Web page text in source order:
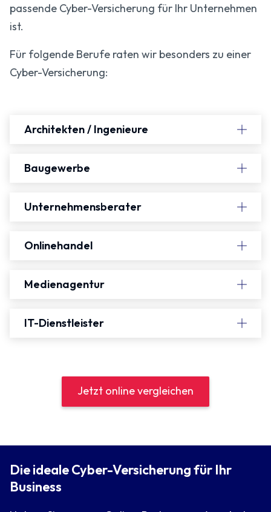
passende Cyber-Versicherung für Ihr Unternehmen
ist.
Für folgende Berufe raten wir besonders zu einer
Cyber-Versicherung:
Architekten / Ingenieure
Baugewerbe
Unternehmensberater
Onlinehandel
Medienagentur
IT-Dienstleister
Jetzt online vergleichen
Die ideale Cyber-Versicherung für Ihr
Business